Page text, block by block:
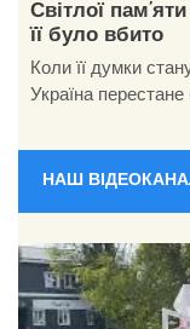
Світлої
її було вбито
Коли її думки
Україна
НАШ